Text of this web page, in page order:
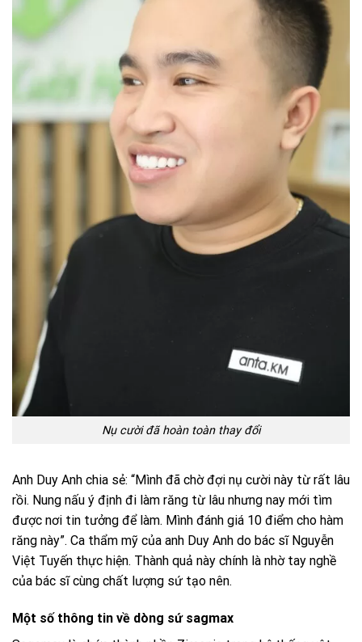
Nụ cười đã hoàn toàn thay đổi
Anh Duy Anh chia sẻ: “Mình đã chờ đợi nụ cười này từ rất lâu
rồi. Nung nấu ý định đi làm răng từ lâu nhưng nay mới tìm
được nơi tin tưởng để làm. Mình đánh giá 10 điểm cho hàm
răng này”. Ca thẩm mỹ của anh Duy Anh do bác sĩ Nguyễn
Việt Tuyến thực hiện. Thành quả này chính là nhờ tay nghề
của bác sĩ cùng chất lượng sứ tạo nên.
Một số thông tin về dòng sứ sagmax